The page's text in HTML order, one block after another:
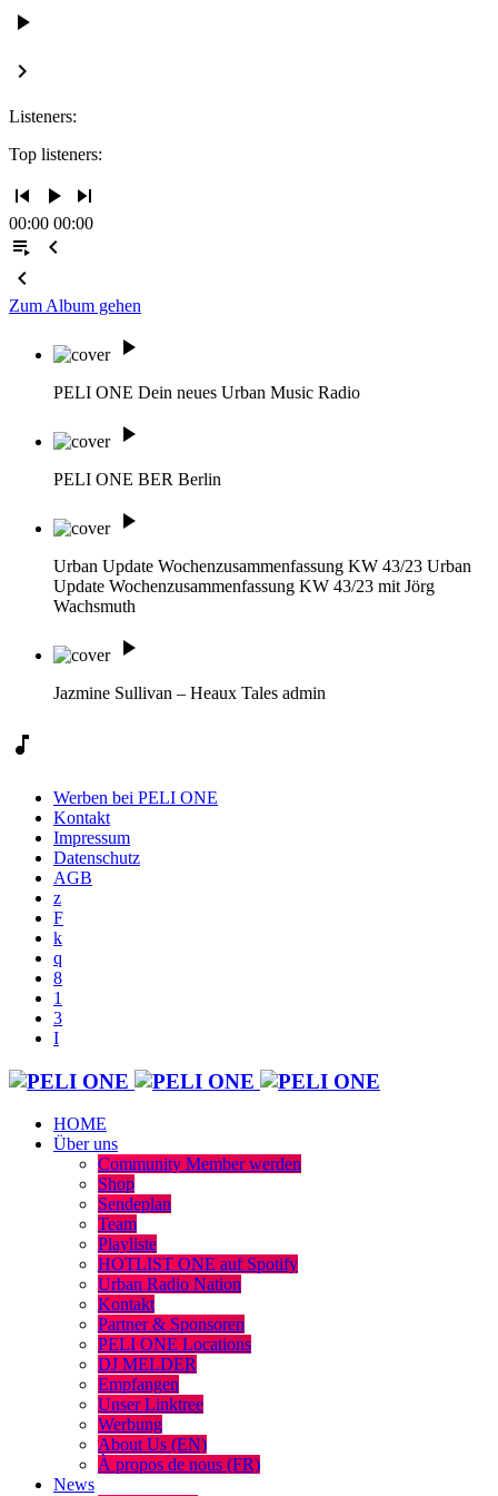
play_arrow
keyboard_arrow_right
Listeners:
Top listeners:
skip_previous play_arrow skip_next
00:00 00:00
playlist_play
chevron_left
chevron_left
Zum Album gehen
play_arrow
PELI ONE Dein neues Urban Music Radio
play_arrow
PELI ONE BER Berlin
play_arrow
Urban Update Wochenzusammenfassung KW 43/23 Urban
Update Wochenzusammenfassung KW 43/23 mit Jörg
Wachsmuth
play_arrow
Jazmine Sullivan – Heaux Tales admin
music_note
Werben bei PELI ONE
Kontakt
Impressum
Datenschutz
AGB
HOME
Über uns
Community Member werden
Shop
Sendeplan
Team
Playliste
HOTLIST ONE auf Spotify
Urban Radio Nation
Kontakt
Partner & Sponsoren
PELI ONE Locations
DJ MELDER
Empfangen
Unser Linktree
Werbung
About Us (EN)
À propos de nous (FR)
News